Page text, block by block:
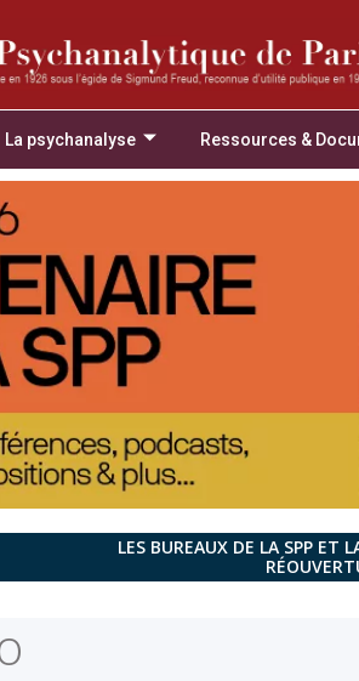
La psychanalyse Ressources &
LES BUREAUX DE LA SPP ET